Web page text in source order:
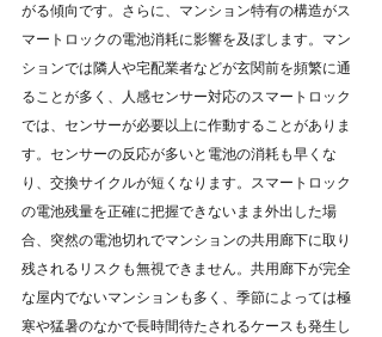
がる傾向です。さらに、マンション特有の構造がス
マートロックの電池消耗に影響を及ぼします。マン
ションでは隣人や宅配業者などが玄関前を頻繁に通
ることが多く、人感センサー対応のスマートロック
では、センサーが必要以上に作動することがありま
す。センサーの反応が多いと電池の消耗も早くな
り、交換サイクルが短くなります。スマートロック
の電池残量を正確に把握できないまま外出した場
合、突然の電池切れでマンションの共用廊下に取り
残されるリスクも無視できません。共用廊下が完全
な屋内でないマンションも多く、季節によっては極
寒や猛暑のなかで長時間待たされるケースも発生し